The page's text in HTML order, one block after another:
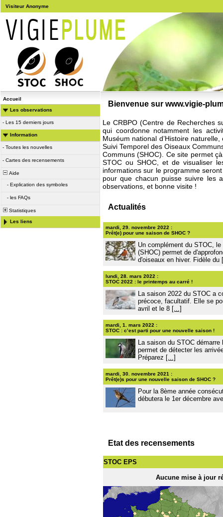
Visiteur Anonyme
Accueil
Les observations
- Les 15 derniers jours
Information
- Toutes les nouvelles
- Cartes des recensements
Aide
- Explication des symboles
- les FAQs
Statistiques
Les liens
Bienvenue sur www.vigie-
Le CRBPO (Centre de Recherches
qui coordonne notamment les
Muséum national d’Histoire
Suivi Temporel des Oiseaux
Communs (SHOC). Ce site permet
STOC ou SHOC, et de visualiser
informations sur le programme
pour que chacun puisse suivre les
observations, et bonne visite !
Actualités
mardi, 29. novembre 2022 :
Prêt(e) pour une saison de SHOC ?
Un complément du STOC,
(SHOC) permet de
d'oiseaux en hiver. Fidèle du
lundi, 28. mars 2022 :
STOC 2022 : le printemps au carré !
La saison 2022 du STOC a
précoce, facultatif. Elle se
avril et le 8 [...]
mardi, 1. mars 2022 :
STOC : c’est parti pour une nouvelle saison !
La saison du STOC
permet de détecter les
Préparez [...]
mardi, 30. novembre 2021 :
Prêt(e)s pour une nouvelle saison de SHOC ?
Pour la 8ème année
débutera le 1er décembre
Etat des recensements
STOC EPS
Aucune mise à jour